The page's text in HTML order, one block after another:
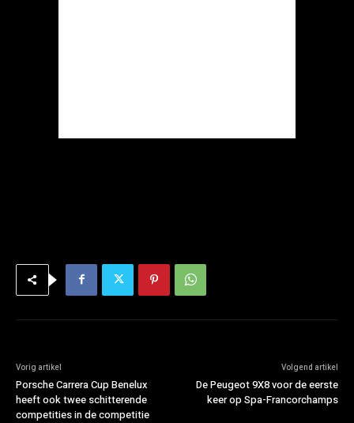
Vorig artikel
Porsche Carrera Cup Benelux
heeft ook twee schitterende
competities in de competitie
Volgend artikel
De Peugeot 9X8 voor de eerste
keer op Spa-Francorchamps